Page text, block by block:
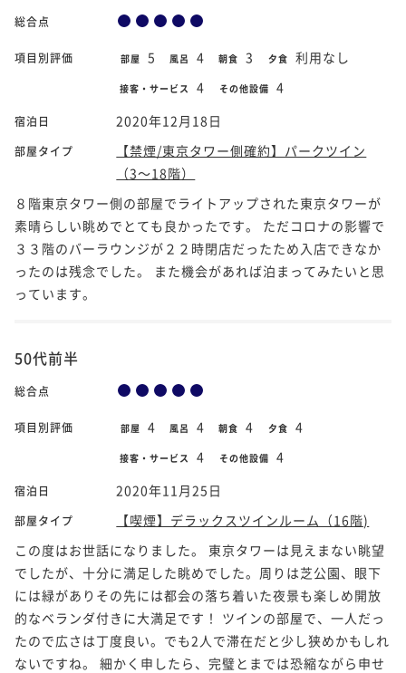
総合点
項目別評価 部屋 5 風呂 4 朝食 3 夕食 利用なし
接客・サービス 4 その他設備 4
宿泊日 2020年12月18日
部屋タイプ
【禁煙/東京タワー側確約】パークツイン
（3～18階）
８階東京タワー側の部屋でライトアップされた東京タワーが
素晴らしい眺めでとても良かったです。 ただコロナの影響で
３３階のバーラウンジが２２時閉店だったため入店できなか
ったのは残念でした。 また機会があれば泊まってみたいと思
っています。
50代前半
総合点
項目別評価 部屋 4 風呂 4 朝食 4 夕食 4
接客・サービス 4 その他設備 4
宿泊日 2020年11月25日
部屋タイプ
【喫煙】デラックスツインルーム（16階)
この度はお世話になりました。 東京タワーは見えまない眺望
でしたが、十分に満足した眺めでした。周りは芝公園、眼下
には緑がありその先には都会の落ち着いた夜景も楽しめ開放
的なベランダ付きに大満足です！ ツインの部屋で、一人だっ
たので広さは丁度良い。でも2人で滞在だと少し狭めかもしれ
ないですね。 細かく申したら、完璧とまでは恐縮ながら申せ